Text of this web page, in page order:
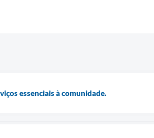
essenciais à comunidade.